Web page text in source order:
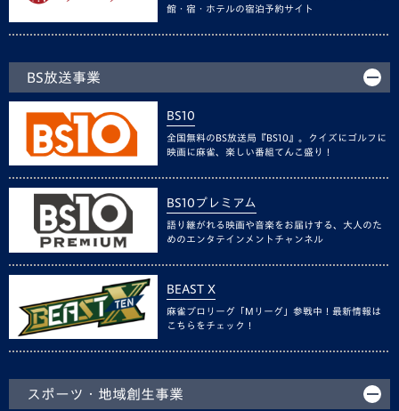
館・宿・ホテルの宿泊予約サイト
BS放送事業
BS10
全国無料のBS放送局『BS10』。クイズにゴルフに
映画に麻雀、楽しい番組てんこ盛り！
BS10プレミアム
語り継がれる映画や音楽をお届けする、大人のた
めのエンタテインメントチャンネル
BEAST X
麻雀プロリーグ「Mリーグ」参戦中！最新情報は
こちらをチェック！
スポーツ・地域創生事業